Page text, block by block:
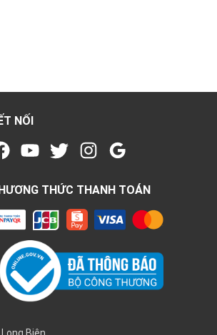
NỐI
THỨC THANH TOÁN